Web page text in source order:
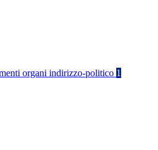
organi indirizzo-politico 1